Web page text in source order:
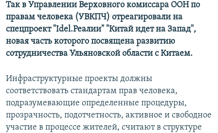
Так в Управлении Верховного комиссара ООН по
правам человека (УВКПЧ) отреагировали на
спецпроект "Idel.Реалии" "Китай идет на Запад",
новая часть которого посвящена развитию
сотрудничества Ульяновской области с Китаем.
Инфраструктурные проекты должны
соответствовать стандартам прав человека,
подразумевающие определенные процедуры,
прозрачность, подотчетность, активное и свободное
участие в процессе жителей, считают в структуре